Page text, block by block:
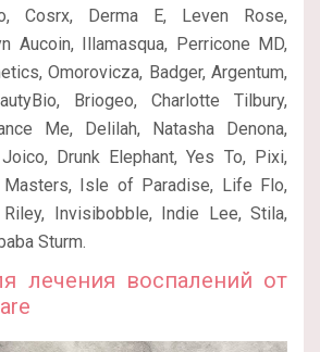
Cosrx, Derma E, Leven Rose,
Aucoin, Illamasqua, Perricone MD,
Omorovicza, Badger, Argentum,
Briogeo, Charlotte Tilbury,
Me, Delilah, Natasha Denona,
Drunk Elephant, Yes To, Pixi,
Masters, Isle of Paradise, Life Flo,
Riley, Invisibobble, Indie Lee, Stila,
Sturm.
лечения воспалений от